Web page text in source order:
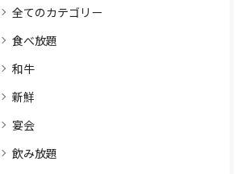
全てのカテゴリー
食べ放題
和牛
新鮮
宴会
飲み放題